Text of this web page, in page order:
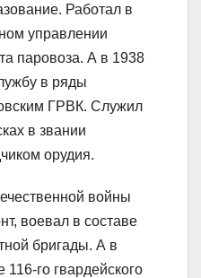
Работал в
управлении
паровоза. А в 1938
в ряды
ГРВК. Служил
в звании
орудия.
войны
воевал в составе
бригады. А в
116-го гвардейского